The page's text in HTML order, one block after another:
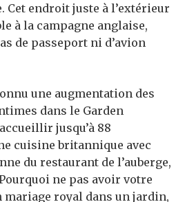
Cet endroit juste à l’extérieur
à la campagne anglaise,
de passeport ni d’avion
une augmentation des
dans le Garden
jusqu’à 88
cuisine britannique avec
du restaurant de l’auberge,
ne pas avoir votre
mariage royal dans un jardin,